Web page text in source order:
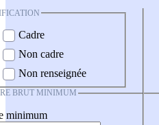
Cadre
Non cadre
Non renseignée
BRUT MINIMUM
minimum